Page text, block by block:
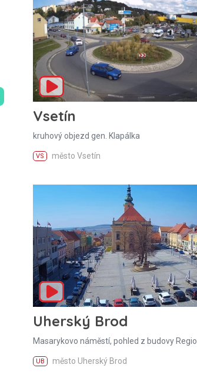
Vsetín
kruhový objezd gen. Klapálka
VS město Vsetín
Uherský Brod
Masarykovo náměstí, pohled z budovy Regio
UB město Uherský Brod